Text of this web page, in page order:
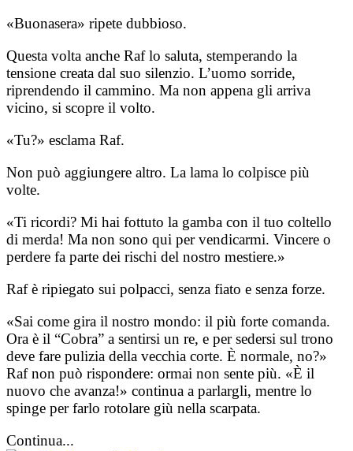
«Buonasera» ripete dubbioso.
Questa volta anche Raf lo saluta, stemperando la
tensione creata dal suo silenzio. L’uomo sorride,
riprendendo il cammino. Ma non appena gli arriva
vicino, si scopre il volto.
«Tu?» esclama Raf.
Non può aggiungere altro. La lama lo colpisce più
volte.
«Ti ricordi? Mi hai fottuto la gamba con il tuo coltello
di merda! Ma non sono qui per vendicarmi. Vincere o
perdere fa parte dei rischi del nostro mestiere.»
Raf è ripiegato sui polpacci, senza fiato e senza forze.
«Sai come gira il nostro mondo: il più forte comanda.
Ora è il “Cobra” a sentirsi un re, e per sedersi sul trono
deve fare pulizia della vecchia corte. È normale, no?»
Raf non può rispondere: ormai non sente più. «È il
nuovo che avanza!» continua a parlargli, mentre lo
spinge per farlo rotolare giù nella scarpata.
Continua...